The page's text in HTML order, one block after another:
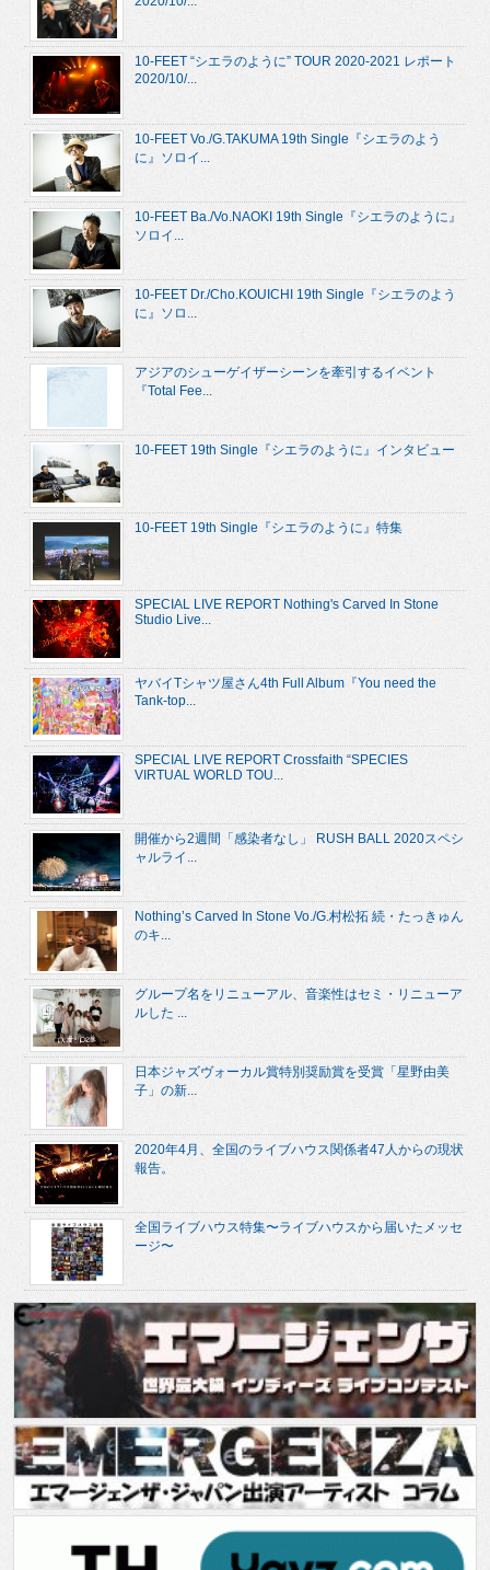
10-FEET “シエラのように” TOUR 2020-2021 レポート
2020/10/...
10-FEET Vo./G.TAKUMA 19th Single『シエラのよう
に』ソロイ...
10-FEET Ba./Vo.NAOKI 19th Single『シエラのように』
ソロイ...
10-FEET Dr./Cho.KOUICHI 19th Single『シエラのよう
に』ソロ...
アジアのシューゲイザーシーンを牽引するイベント
『Total Fee...
10-FEET 19th Single『シエラのように』インタビュー
10-FEET 19th Single『シエラのように』特集
SPECIAL LIVE REPORT Nothing's Carved In Stone
Studio Live...
ヤバイTシャツ屋さん4th Full Album『You need the
Tank-top...
SPECIAL LIVE REPORT Crossfaith “SPECIES
VIRTUAL WORLD TOU...
開催から2週間「感染者なし」 RUSH BALL 2020スペシ
ャルライ...
Nothing’s Carved In Stone Vo./G.村松拓 続・たっきゅん
のキ...
グループ名をリニューアル、音楽性はセミ・リニューア
ルした ...
日本ジャズヴォーカル賞特別奨励賞を受賞「星野由美
子」の新...
2020年4月、全国のライブハウス関係者47人からの現状
報告。
全国ライブハウス特集〜ライブハウスから届いたメッセ
ージ〜